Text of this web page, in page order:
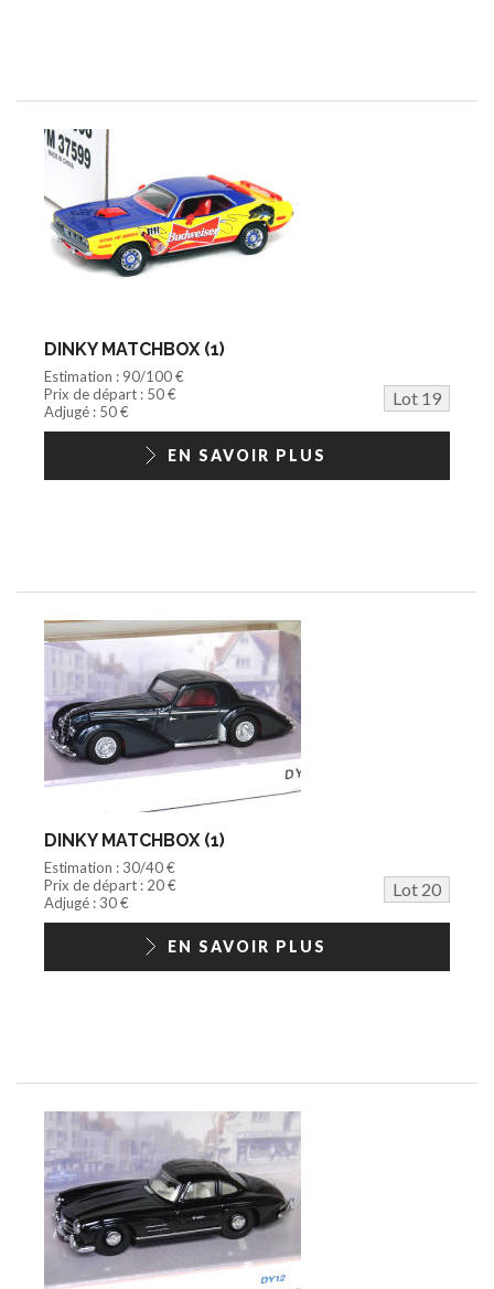
DINKY MATCHBOX (1)
Estimation : 90/100 €
Prix de départ : 50 €
Lot 19
Adjugé : 50 €
EN SAVOIR PLUS
DINKY MATCHBOX (1)
Estimation : 30/40 €
Prix de départ : 20 €
Lot 20
Adjugé : 30 €
EN SAVOIR PLUS